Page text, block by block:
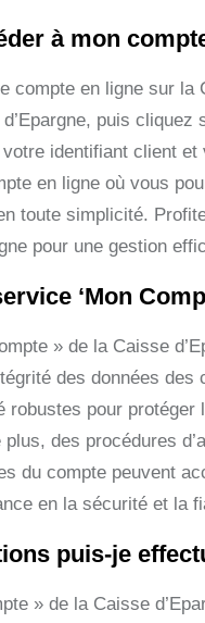
à mon
compte en ligne sur
puis
identifiant client
en ligne où vous
toute simplicité.
pour une gestion
‘Mon
» de la Caisse
des données
robustes pour
des procédures
du compte peuvent
en la sécurité et la
puis-je
» de la Caisse